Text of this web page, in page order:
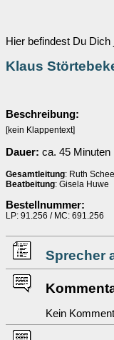
Hier befindest Du Dich
Klaus
Beschreibung:
[kein Klappentext]
Dauer: ca. 45 Minuten
Gesamtleitung: Ruth
Beatbeitung: Gisela Huwe
Bestellnummer:
LP: 91.256 / MC: 691.256
Sprecher
Kein